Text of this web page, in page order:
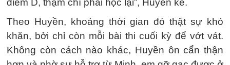
điểm D, thậm chí phải học lại”, Huyền kể.
Theo Huyền, khoảng thời gian đó thật sự khó
khăn, bởi chỉ còn mỗi bài thi cuối kỳ để vớt vát.
Không còn cách nào khác, Huyền ôn cẩn thận